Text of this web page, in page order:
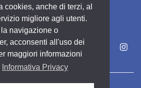
cookies, anche di terzi, al
migliore agli utenti.
navigazione o
acconsenti all'uso dei
maggiori informazioni
Informativa Privacy